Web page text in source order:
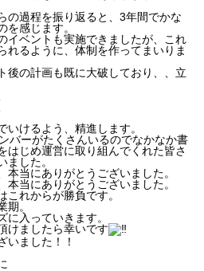
の過程を振り返ると、3年間でかな
を感じます。
イベントも実施できましたが、これ
れるように、体制を作ってまいりま
後の計画も既に大破しており、、立
いけるよう、精進します。
バーがたくさんいるのでなかなか書
はじめ運営に取り組んでくれた皆さ
ました。
本当にありがとうございました。
本当にありがとうございました。
これからが勝負です。
期。
に入っていきます。
けましたら幸いです
いました！！